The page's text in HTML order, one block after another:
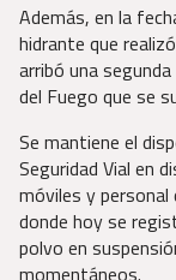
Además, en la
hidrante que
arribó una
del Fuego que se
Se mantiene el
Seguridad Vial en
móviles y
donde hoy se
polvo en
momentáneos.